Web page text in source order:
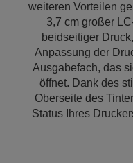
weiteren Vorteilen
3,7 cm großer
beidseitiger
Anpassung der
Ausgabefach, das
öffnet. Dank des
Oberseite des
Status Ihres